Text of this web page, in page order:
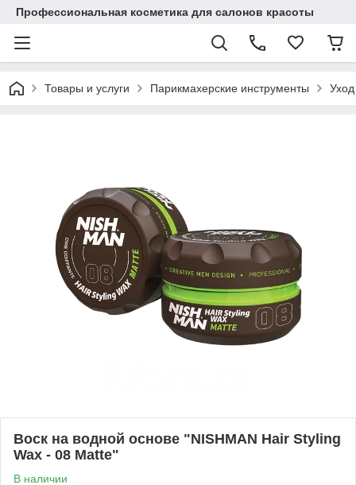
Профессиональная косметика для салонов красоты
Товары и услуги Парикмахерские инструменты
Воск на водной основе "NISHMAN Hair Styling
Wax - 08 Matte"
В наличии